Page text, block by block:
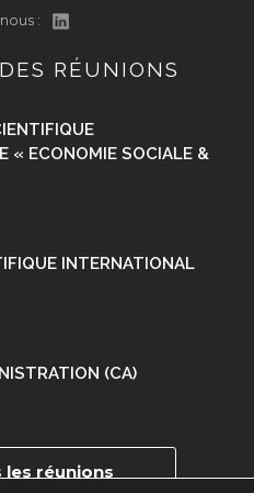
:
RÉUNIONS
« ECONOMIE SOCIALE &
INTERNATIONAL
(CA)
réunions